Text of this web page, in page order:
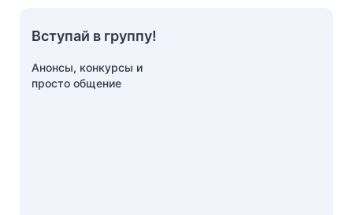
Вступай в группу!
Анонсы, конкурсы и
просто общение